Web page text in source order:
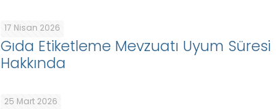
17 Nisan 2026
Gıda Etiketleme Mevzuatı Uyum Süresi
Hakkında
25 Mart 2026